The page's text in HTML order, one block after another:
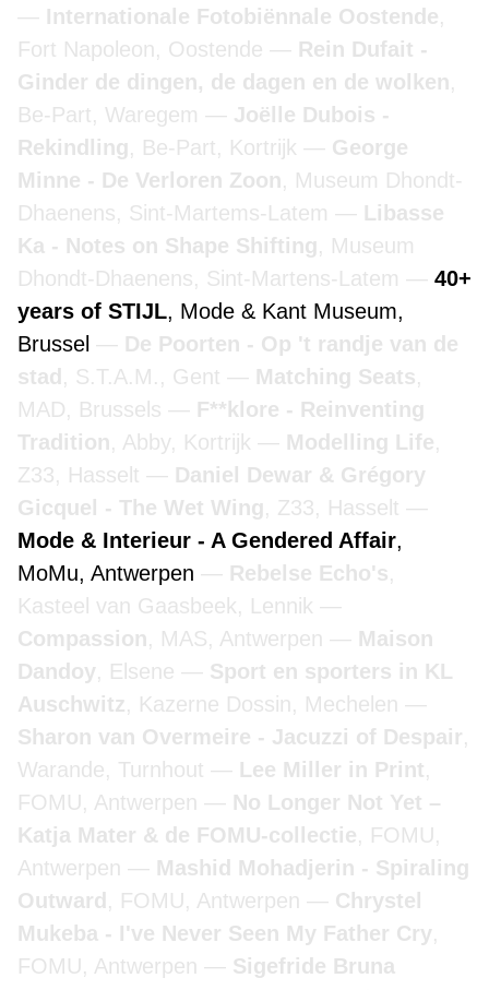
Internationale Fotobiënnale Oostende,
Fort Napoleon, Oostende
Rein Dufait -
Ginder de dingen, de dagen en de wolken,
Be-Part, Waregem
Joëlle Dubois -
Rekindling, Be-Part, Kortrijk
George
Minne - De Verloren Zoon, Museum Dhondt-
Dhaenens, Sint-Martems-Latem
Libasse
Ka - Notes on Shape Shifting, Museum
Dhondt-Dhaenens, Sint-Martens-Latem
40+
years of STIJL, Mode & Kant Museum,
Brussel
De Poorten - Op 't randje van de
stad , S.T.A.M., Gent Matching Seats,
MAD, Brussels
F**klore - Reinventing
Tradition, Abby, Kortrijk Modelling Life,
Z33, Hasselt
Daniel Dewar & Grégory
Gicquel - The Wet Wing, Z33, Hasselt
Mode & Interieur - A Gendered Affair,
MoMu, Antwerpen
Rebelse Echo's,
Kasteel van Gaasbeek, Lennik
Compassion, MAS, Antwerpen
Maison
Dandoy, Elsene
Sport en sporters in KL
Auschwitz, Kazerne Dossin, Mechelen
Sharon van Overmeire - Jacuzzi of Despair,
Warande, Turnhout
Lee Miller in Print,
FOMU, Antwerpen
No Longer Not Yet –
Katja Mater & de FOMU-collectie, FOMU,
Antwerpen
Mashid Mohadjerin - Spiraling
Outward , FOMU, Antwerpen
Chrystel
Mukeba - I've Never Seen My Father Cry,
FOMU, Antwerpen
Sigefride Bruna